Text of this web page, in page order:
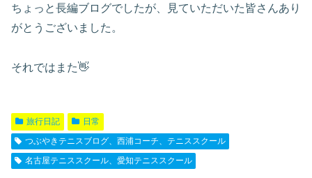
ちょっと長編ブログでしたが、見ていただいた皆さんあり
がとうございました。
それではまた👋
旅行日記
日常
つぶやきテニスブログ、西浦コーチ、テニススクール
名古屋テニススクール、愛知テニススクール